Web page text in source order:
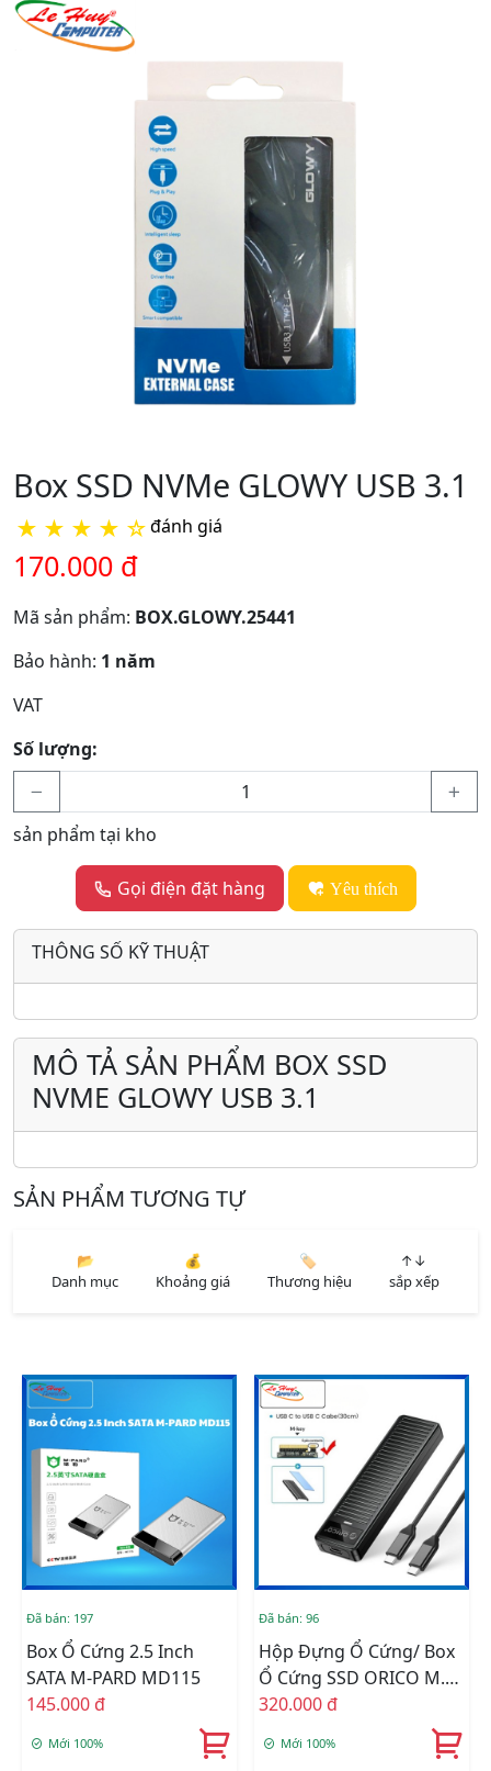
Box SSD NVMe GLOWY USB 3.1
★ ★ ★ ★ ☆đánh giá
170.000 đ
Mã sản phẩm: BOX.GLOWY.25441
Bảo hành: 1 năm
VAT
Số lượng:
sản phẩm tại kho
Gọi điện đặt hàng Yêu thích
THÔNG SỐ KỸ THUẬT
MÔ TẢ SẢN PHẨM BOX SSD
NVME GLOWY USB 3.1
SẢN PHẨM TƯƠNG TỰ
📂
Danh mục
💰
Khoảng giá
🏷️
Thương hiệu
↑↓
sắp xếp
Đã bán: 197
Box Ổ Cứng 2.5 Inch
SATA M-PARD MD115
145.000 đ
Mới 100%
Đã bán: 96
Hộp Đựng Ổ Cứng/ Box
Ổ Cứng SSD ORICO M.2
SATA Type C To USB-A
(PDDM2C3-BK-EP) Black
320.000 đ
Mới 100%